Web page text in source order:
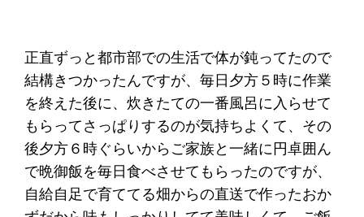
正直ずっと都市部での生活で体が鈍ってたので
結構きつかったんですが、毎日夕方５時に作業
を終えた後に、炊きたての一番風呂に入らせて
もらってさっぱりするのが気持ちよくて、その
後夕方６時ぐらいからご家族と一緒に円卓囲ん
で晩御飯を毎日食べさせてもらったのですが、
自給自足で育ててる畑からの直送で作ったおか